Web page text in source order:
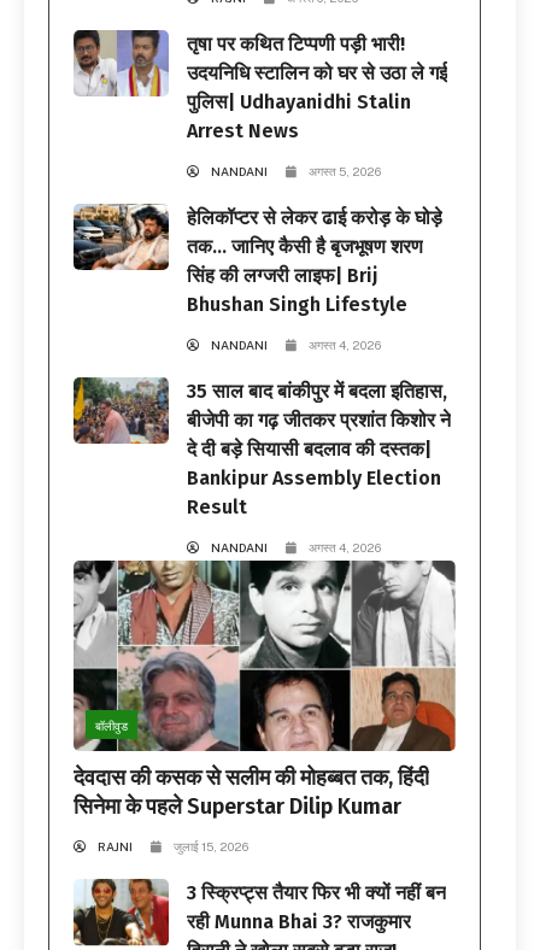
तृषा पर कथित टिप्पणी पड़ी भारी!
उदयनिधि स्टालिन को घर से उठा ले गई
पुलिस| Udhayanidhi Stalin
Arrest News
NANDANI अगस्त 5, 2026
हेलिकॉप्टर से लेकर ढाई करोड़ के घोड़े
तक… जानिए कैसी है बृजभूषण शरण
सिंह की लग्जरी लाइफ| Brij
Bhushan Singh Lifestyle
NANDANI अगस्त 4, 2026
35 साल बाद बांकीपुर में बदला इतिहास,
बीजेपी का गढ़ जीतकर प्रशांत किशोर ने
दे दी बड़े सियासी बदलाव की दस्तक|
Bankipur Assembly Election
Result
NANDANI अगस्त 4, 2026
बॉलीवुड
देवदास की कसक से सलीम की मोहब्बत तक, हिंदी
सिनेमा के पहले Superstar Dilip Kumar
RAJNI जुलाई 15, 2026
3 स्क्रिप्ट्स तैयार फिर भी क्यों नहीं बन
रही Munna Bhai 3? राजकुमार